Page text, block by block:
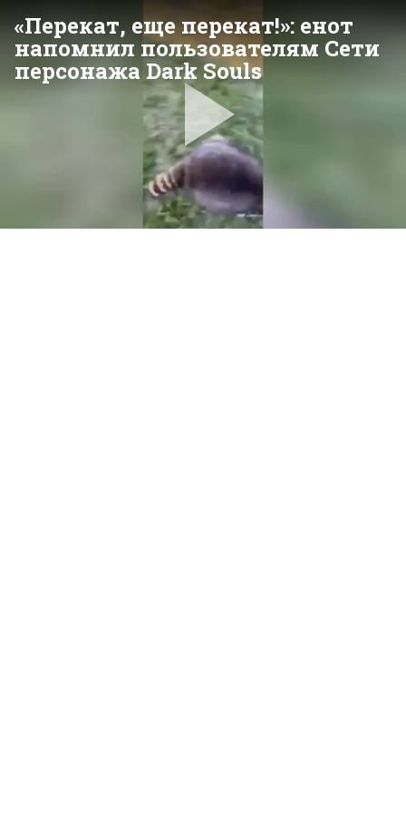
«Перекат, еще перекат!»: енот
напомнил пользователям Сети
персонажа Dark Souls